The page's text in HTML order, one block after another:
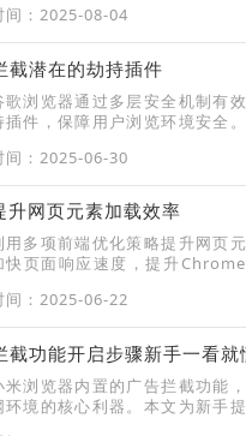
息处理效率，让用户更专注于重
间：2025-08-04
截潜在的劫持插件
歌浏览器通过多层安全机制有
插件，保障用户浏览环境安全
间：2025-06-30
网页元素加载效率
用多项前端优化策略提升网页
快页面响应速度，提升
间：2025-06-22
截功能开启步骤新手一看就
米浏览器内置的广告拦截功能
环境的核心利器。本文为新手